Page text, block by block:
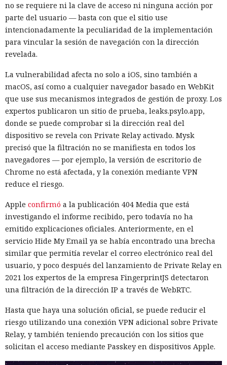
no se requiere ni la clave de acceso ni ninguna acción por
parte del usuario — basta con que el sitio use
intencionadamente la peculiaridad de la implementación
para vincular la sesión de navegación con la dirección
revelada.
La vulnerabilidad afecta no solo a iOS, sino también a
macOS, así como a cualquier navegador basado en WebKit
que use sus mecanismos integrados de gestión de proxy. Los
expertos publicaron un sitio de prueba, leaks.psylo.app,
donde se puede comprobar si la dirección real del
dispositivo se revela con Private Relay activado. Mysk
precisó que la filtración no se manifiesta en todos los
navegadores — por ejemplo, la versión de escritorio de
Chrome no está afectada, y la conexión mediante VPN
reduce el riesgo.
Apple confirmó a la publicación 404 Media que está
investigando el informe recibido, pero todavía no ha
emitido explicaciones oficiales. Anteriormente, en el
servicio Hide My Email ya se había encontrado una brecha
similar que permitía revelar el correo electrónico real del
usuario, y poco después del lanzamiento de Private Relay en
2021 los expertos de la empresa FingerprintJS detectaron
una filtración de la dirección IP a través de WebRTC.
Hasta que haya una solución oficial, se puede reducir el
riesgo utilizando una conexión VPN adicional sobre Private
Relay, y también teniendo precaución con los sitios que
solicitan el acceso mediante Passkey en dispositivos Apple.